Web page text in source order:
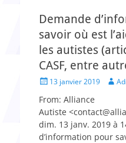
Demande
savoir où est
les autistes
CASF, entre
Posted13 janvier 2019
​From: Alliance
Autiste
dim. 13 janv. 2019 à
d’information pour